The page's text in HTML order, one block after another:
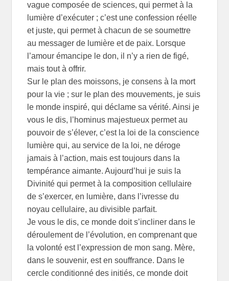
vague composée de sciences, qui permet à la
lumière d’exécuter ; c’est une confession réelle
et juste, qui permet à chacun de se soumettre
au messager de lumière et de paix. Lorsque
l’amour émancipe le don, il n’y a rien de figé,
mais tout à offrir.
Sur le plan des moissons, je consens à la mort
pour la vie ; sur le plan des mouvements, je suis
le monde inspiré, qui déclame sa vérité. Ainsi je
vous le dis, l’hominus majestueux permet au
pouvoir de s’élever, c’est la loi de la conscience
lumière qui, au service de la loi, ne déroge
jamais à l’action, mais est toujours dans la
tempérance aimante. Aujourd’hui je suis la
Divinité qui permet à la composition cellulaire
de s’exercer, en lumière, dans l’ivresse du
noyau cellulaire, au divisible parfait.
Je vous le dis, ce monde doit s’incliner dans le
déroulement de l’évolution, en comprenant que
la volonté est l’expression de mon sang. Mère,
dans le souvenir, est en souffrance. Dans le
cercle conditionné des initiés, ce monde doit